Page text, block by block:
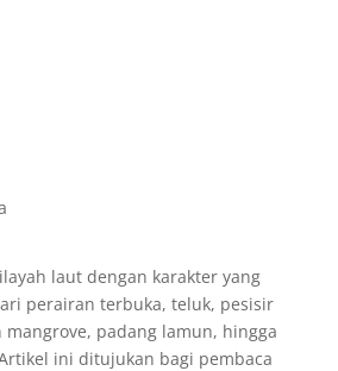
laut dengan karakter yang
perairan terbuka, teluk, pesisir
padang lamun, hingga
ini ditujukan bagi pembaca